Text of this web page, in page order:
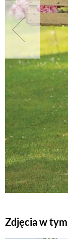
Zdjęcia w